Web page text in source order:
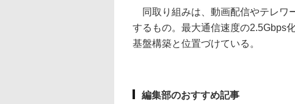
同取り組みは、動画配信やテレワ
するもの。最大通信速度の2.5Gbps
基盤構築と位置づけている。
編集部のおすすめ記事